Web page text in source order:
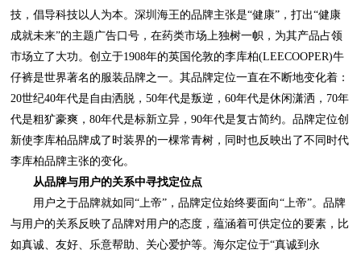
李库柏品牌主张的变化。
从品牌与用户的关系中寻找定位点